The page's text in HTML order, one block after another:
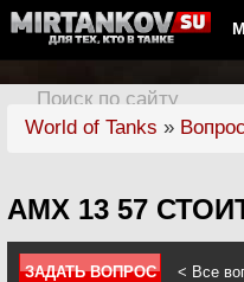
Поиск по сайту
World of Tanks »
АМХ 13 57
ЗАДАТЬ ВОПРОС < Все